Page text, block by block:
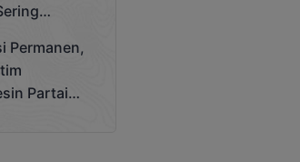
Permanen,
Partai